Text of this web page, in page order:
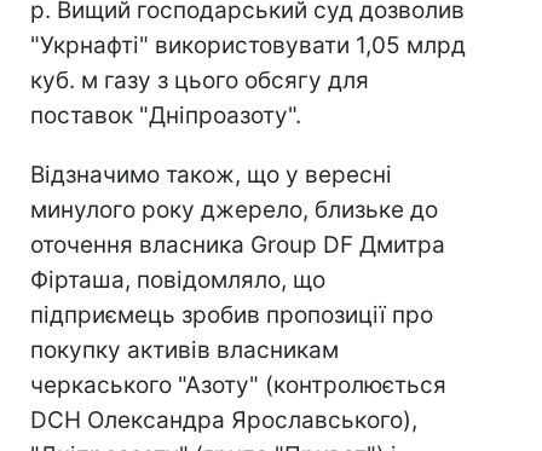
р. Вищий господарський суд дозволив
"Укрнафті" використовувати 1,05 млрд
куб. м газу з цього обсягу для
поставок "Дніпроазоту".
Відзначимо також, що у вересні
минулого року джерело, близьке до
оточення власника Group DF Дмитра
Фірташа, повідомляло, що
підприємець зробив пропозиції про
покупку активів власникам
черкаського "Азоту" (контролюється
DCH Олександра Ярославського),